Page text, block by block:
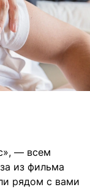
— всем
из фильма
рядом с вами